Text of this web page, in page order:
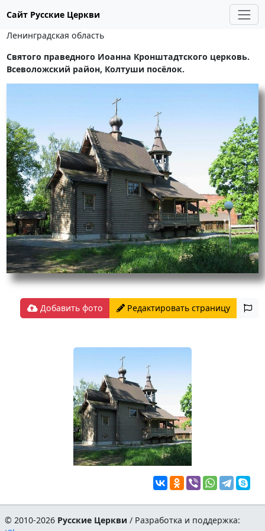
Сайт Русские Церкви
Ленинградская область
Святого праведного Иоанна Кронштадтского церковь.
Всеволожский район, Колтуши посёлок.
Добавить фото Редактировать страницу
© 2010-2026 Русские Церкви / Разработка и поддержка: